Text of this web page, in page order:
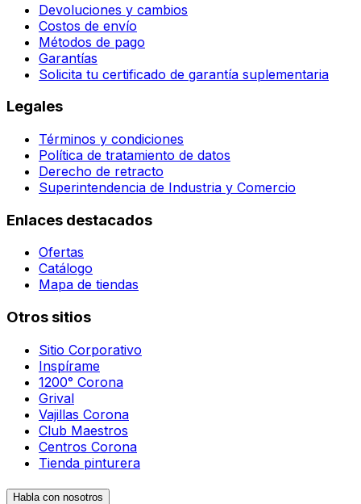
Devoluciones y cambios
Costos de envío
Métodos de pago
Garantías
Solicita tu certificado de garantía suplementaria
Legales
Términos y condiciones
Política de tratamiento de datos
Derecho de retracto
Superintendencia de Industria y Comercio
Enlaces destacados
Ofertas
Catálogo
Mapa de tiendas
Otros sitios
Sitio Corporativo
Inspírame
1200° Corona
Grival
Vajillas Corona
Club Maestros
Centros Corona
Tienda pinturera
Habla con nosotros